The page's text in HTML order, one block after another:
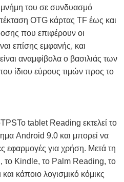
μνήμη του σε συνδυασμό
OTG κάρτας TF έως και
που επιφέρουν οι
επίσης εμφανής, και
αναμφίβολα ο βασιλιάς των
ίδιου εύρους τιμών προς το
TPSΤο tablet Reading εκτελεί το
Android 9.0 και μπορεί να
εφαρμογές για χρήση. Μετά τη
το Kindle, το Palm Reading, το
κάποιο λογισμικό κόμικς